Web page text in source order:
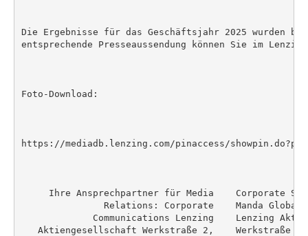
Die Ergebnisse für das Geschäftsjahr 2025 wurden
entsprechende Presseaussendung können Sie im
Foto-Download:
https://mediadb.lenzing.com/pinaccess/
Ihre Ansprechpartner für Media    Corporate
Relations: Corporate    Manda Global
Communications Lenzing    Lenzing
Aktiengesellschaft Werkstraße 2,    Werkstraße